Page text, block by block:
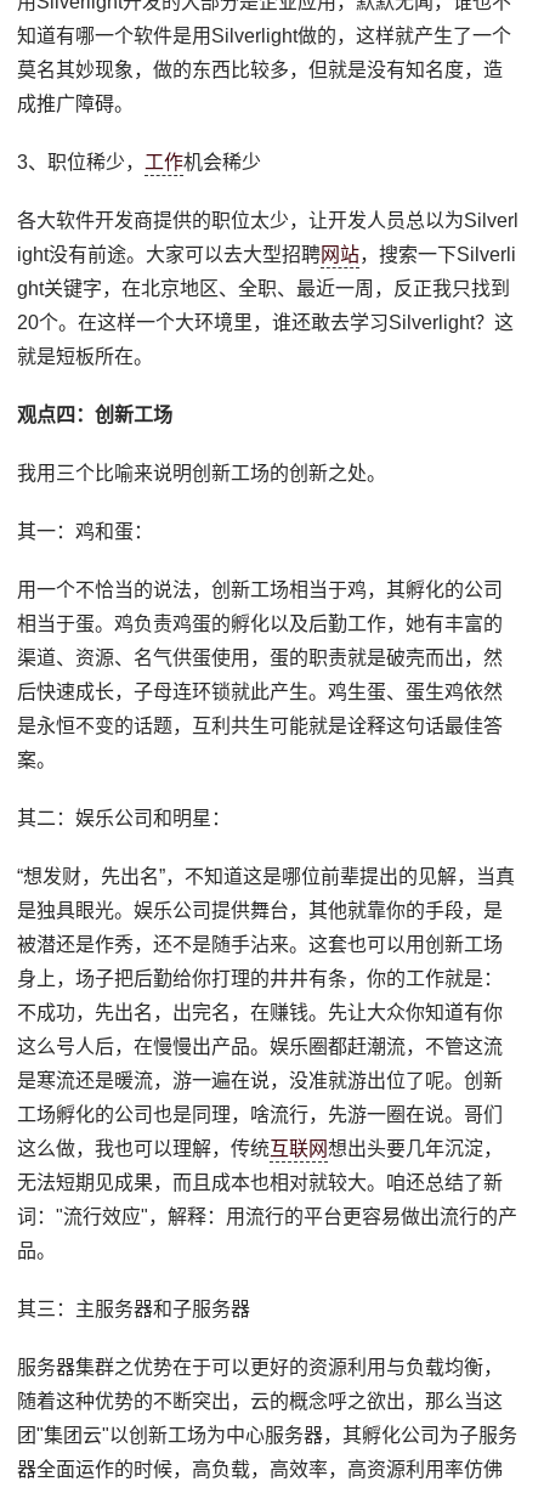
知道有哪一个软件是用Silverlight做的，这样就产生了一个
莫名其妙现象，做的东西比较多，但就是没有知名度，造
成推广障碍。
3、职位稀少， 工作机会稀少
各大软件开发商提供的职位太少，让开发人员总以为Silverl
ight没有前途。大家可以去大型招聘网站，搜索一下Silverli
ght关键字，在北京地区、全职、最近一周，反正我只找到
20个。在这样一个大环境里，谁还敢去学习Silverlight？这
就是短板所在。
观点四：创新工场
我用三个比喻来说明创新工场的创新之处。
其一：鸡和蛋：
用一个不恰当的说法，创新工场相当于鸡，其孵化的公司
相当于蛋。鸡负责鸡蛋的孵化以及后勤工作，她有丰富的
渠道、资源、名气供蛋使用，蛋的职责就是破壳而出，然
后快速成长，子母连环锁就此产生。鸡生蛋、蛋生鸡依然
是永恒不变的话题，互利共生可能就是诠释这句话最佳答
案。
其二：娱乐公司和明星：
“想发财，先出名”，不知道这是哪位前辈提出的见解，当真
是独具眼光。娱乐公司提供舞台，其他就靠你的手段，是
被潜还是作秀，还不是随手沾来。这套也可以用创新工场
身上，场子把后勤给你打理的井井有条，你的工作就是：
不成功，先出名，出完名，在赚钱。先让大众你知道有你
这么号人后，在慢慢出产品。娱乐圈都赶潮流，不管这流
是寒流还是暖流，游一遍在说，没准就游出位了呢。创新
工场孵化的公司也是同理，啥流行，先游一圈在说。哥们
这么做，我也可以理解，传统互联网想出头要几年沉淀，
无法短期见成果，而且成本也相对就较大。咱还总结了新
词："流行效应"，解释：用流行的平台更容易做出流行的产
品。
其三：主服务器和子服务器
服务器集群之优势在于可以更好的资源利用与负载均衡，
随着这种优势的不断突出，云的概念呼之欲出，那么当这
团"集团云"以创新工场为中心服务器，其孵化公司为子服务
器全面运作的时候，高负载，高效率，高资源利用率仿佛